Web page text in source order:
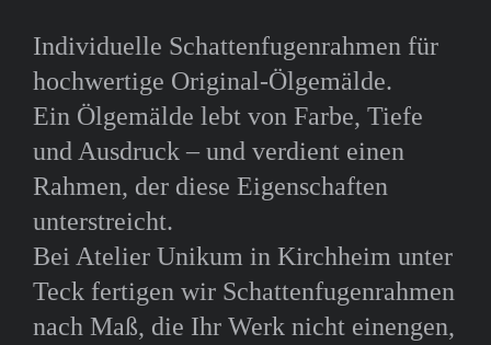
Individuelle Schattenfugenrahmen für
hochwertige Original-Ölgemälde.
Ein Ölgemälde lebt von Farbe, Tiefe
und Ausdruck – und verdient einen
Rahmen, der diese Eigenschaften
unterstreicht.
Bei Atelier Unikum in Kirchheim unter
Teck fertigen wir Schattenfugenrahmen
nach Maß, die Ihr Werk nicht einengen,